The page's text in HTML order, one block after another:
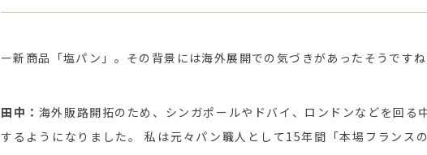
ー新商品「塩パン」。その背景には海外展開での気づきがあったそうですね
田中： 海外販路開拓のため、シンガポールやドバイ、ロンドンなどを回る
するようになりました。 私は元々パン職人として15年間「本場フランス